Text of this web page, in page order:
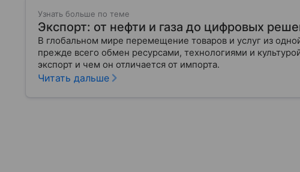
Узнать больше по теме
Экспорт: от нефти и газа до цифровых
В глобальном мире перемещение товаров и услуг из
прежде всего обмен ресурсами, технологиями и
экспорт и чем он отличается от импорта.
Читать дальше